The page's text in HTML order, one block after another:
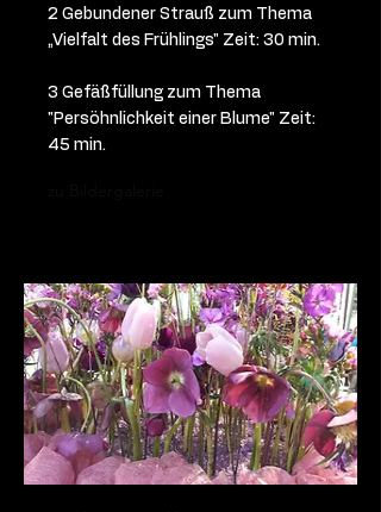
2 Gebundener Strauß zum Thema
„Vielfalt des Frühlings" Zeit: 30 min.
3 Gefäßfüllung zum Thema
"Persöhnlichkeit einer Blume" Zeit:
45 min.